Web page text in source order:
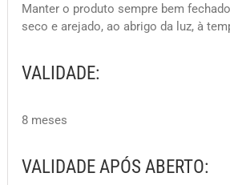
Manter o produto sempre bem
seco e arejado, ao abrigo da luz, à
VALIDADE:
8 meses
VALIDADE APÓS ABERTO: